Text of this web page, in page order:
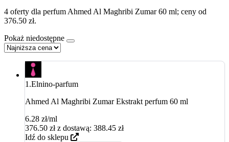
4 oferty dla perfum Ahmed Al Maghribi Zumar 60 ml; ceny od
376.50 zł.
Pokaż niedostępne
1.Elnino-parfum
Ahmed Al Maghribi Zumar Ekstrakt perfum 60 ml
6.28 zł/ml
376.50 zł z dostawą: 388.45 zł
Idź do sklepu